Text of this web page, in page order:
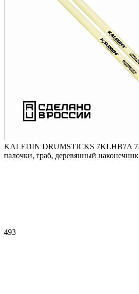
KALEDIN DRUMSTICKS 7KLHB7A
палочки, граб, деревянный наконечник
493